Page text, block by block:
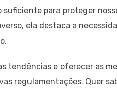
para proteger
ela destaca a
tendências e oferecer as
regulamentações. Quer